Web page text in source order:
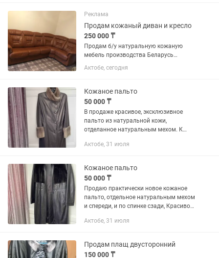
отличное. Покупали за 155 000 тенге....
Реклама
Продам кожаный диван и кресло
250 000 ₸
Продам б/у натуральную кожаную
мебель производства Беларусь
премиум класса. Состояние отличное.
В комплекте идет диван угловой на
раскладной, ортопедический матрас....
Актобе, сегодня
Кожаное пальто
50 000 ₸
В продаже красивое, эксклюзивное
пальто из натуральной кожи,
отделанное натуральным мехом. К
невероятно красивый, жаль, что
Приобреталось...
Актобе, 31 июля
Кожаное пальто
50 000 ₸
Продаю практически новое кожаное
пальто, отдельное натуральным мехом
и спереди, и по спинке сзади, Красивое,
шелк. Размер 46. Потенциальному
Актобе, 31 июля
Продам плащ двусторонний
150 000 ₸